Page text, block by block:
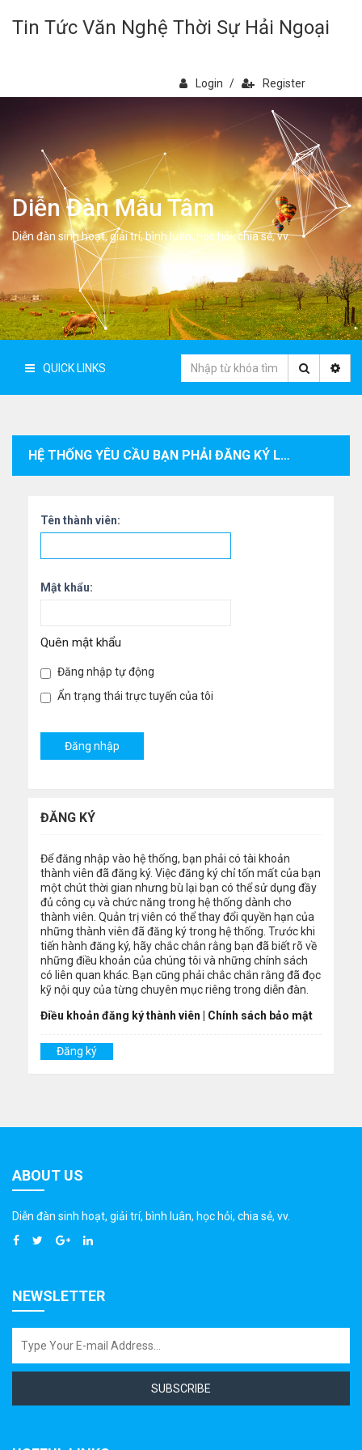
Tin Tức Văn Nghệ Thời Sự Hải Ngoại
Login / Register
Diễn Đàn Mẫu Tâm
Diễn đàn sinh hoạt, giải trí, bình luân, học hỏi, chia sẻ, vv.
QUICK LINKS
HỆ THỐNG YÊU CẦU BẠN PHẢI ĐĂNG KÝ LÀM THÀNH VIÊN VÀ ĐĂNG NHẬP VÀO HỆ THỐNG ĐỂ XEM THÔNG TIN CÁ NHÂN CỦA THÀNH VIÊN.
Tên thành viên:
Mật khẩu:
Quên mật khẩu
Đăng nhập tự động
Ẩn trạng thái trực tuyến của tôi
ĐĂNG KÝ
Để đăng nhập vào hệ thống, bạn phải có tài khoản
thành viên đã đăng ký. Việc đăng ký chỉ tốn mất của bạn
một chút thời gian nhưng bù lại bạn có thể sử dụng đầy
đủ công cụ và chức năng trong hệ thống dành cho
thành viên. Quản trị viên có thể thay đổi quyền hạn của
những thành viên đã đăng ký trong hệ thống. Trước khi
tiến hành đăng ký, hãy chắc chắn rằng bạn đã biết rõ về
những điều khoản của chúng tôi và những chính sách
có liên quan khác. Bạn cũng phải chắc chắn rằng đã đọc
kỹ nội quy của từng chuyên mục riêng trong diễn đàn.
Điều khoản đăng ký thành viên
Chính sách bảo mật
Đăng ký
ABOUT US
Diễn đàn sinh hoạt, giải trí, bình luân, học hỏi, chia sẻ, vv.
NEWSLETTER
SUBSCRIBE